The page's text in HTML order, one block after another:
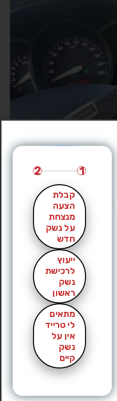
1
2
קבלת
הצעה
מנצחת
על נשק
חדש
ייעוץ
לרכישת
נשק
ראשון
מתאים
לי טרייד
אין על
נשק
קיים